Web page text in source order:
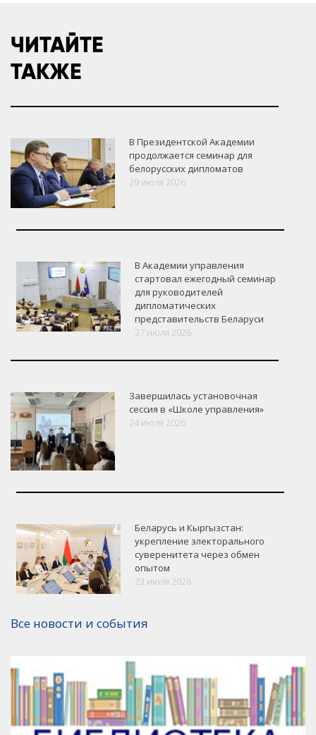
VK Google+ Facebook
ЧИТАЙТЕ
ТАКЖЕ
В Президентской Академии
продолжается семинар для
белорусских дипломатов
29 июля 2026
В Академии управления
стартовал ежегодный семинар
для руководителей
дипломатических
представительств Беларуси
27 июля 2026
Завершилась установочная
сессия в «Школе управления»
24 июля 2026
Беларусь и Кыргызстан:
укрепление электорального
суверенитета через обмен
опытом
23 июля 2026
Все новости и события